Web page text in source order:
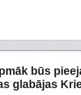
būs
glabājas